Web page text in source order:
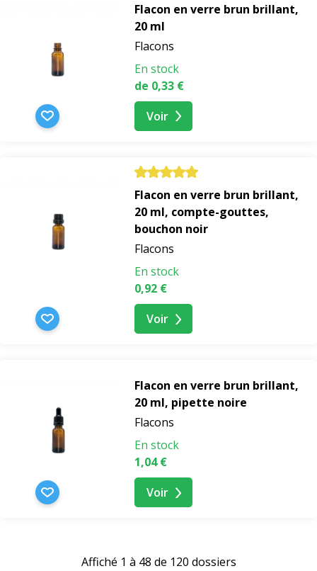
Flacon en verre brun brillant,
20 ml
Flacons
En stock
de 0,33 €
Voir
Flacon en verre brun brillant,
20 ml, compte-gouttes,
bouchon noir
Flacons
En stock
0,92 €
Voir
Flacon en verre brun brillant,
20 ml, pipette noire
Flacons
En stock
1,04 €
Voir
Affiché 1 à 48 de 120 dossiers